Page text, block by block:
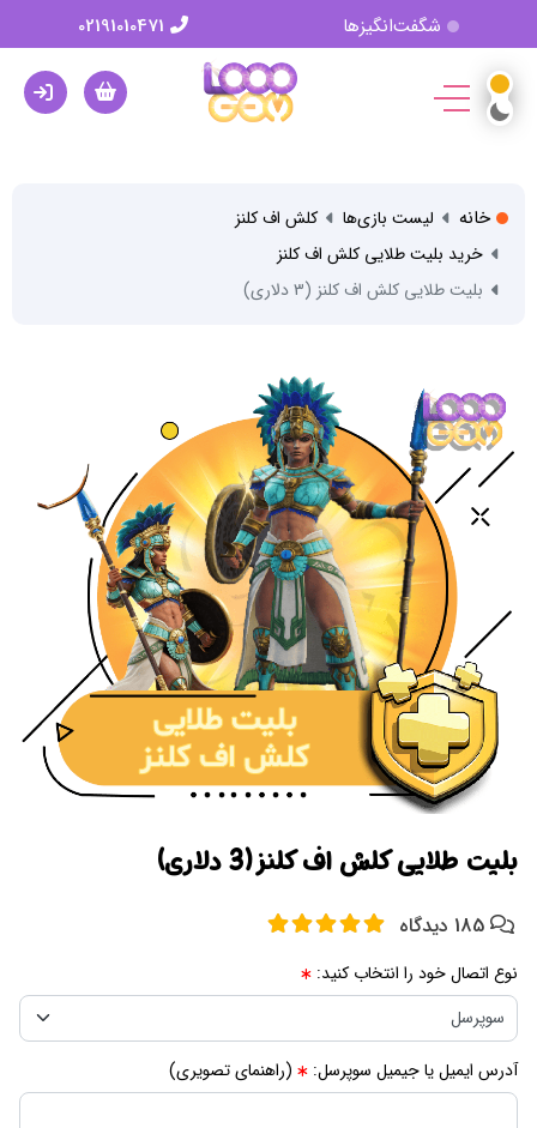
شگفت‌انگیزها
خانه لیست بازی‌ها
کلش اف کلنز
خرید بلیت طلایی کلش اف کلنز
بلیت طلایی کلش اف کلنز (3 دلاری)
بلیت طلایی کلش اف کلنز (3 دلاری)
185 دیدگاه
نوع اتصال خود را انتخاب کنید:
آدرس ایمیل یا جیمیل سوپرسل: (راهنمای تصویری)